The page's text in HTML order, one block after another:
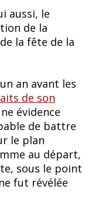
aussi, le
de la
la fête de la
an avant les
de son
évidence
de battre
le plan
au départ,
sous le point
fut révélée